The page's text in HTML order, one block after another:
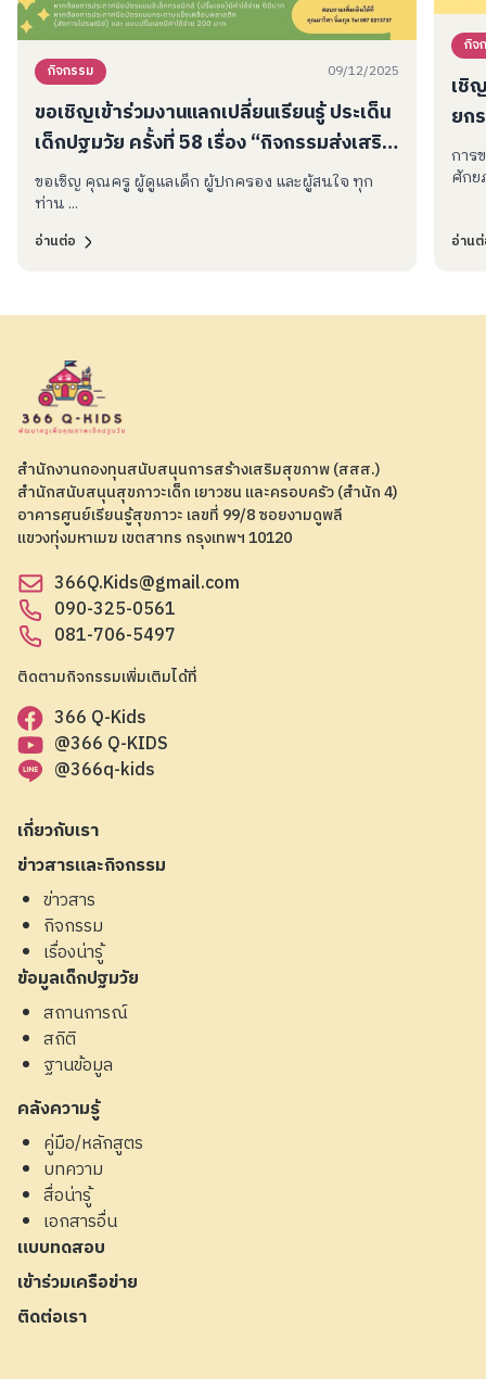
กิจกรรม 09/12/2025
ขอเชิญเข้าร่วมงานแลกเปลี่ยนเรียนรู้ ประเด็น
เด็กปฐมวัย ครั้งที่ 58 เรื่อง “กิจกรรมส่งเสริม
การเรียนรู้ทางสังคมและอารมณ์ (SEL)”
ขอเชิญ คุณครู ผู้ดูแลเด็ก ผู้ปกครอง และผู้สนใจ ทุก
ท่าน ...
อ่านต่อ
กิจ
เชิ
ยก
โป
กว้
การ
ศักย
อ่าน
สำนักงานกองทุนสนับสนุนการสร้างเสริมสุขภาพ (สสส.)
สำนักสนับสนุนสุขภาวะเด็ก เยาวชน และครอบครัว (สำนัก 4)
อาคารศูนย์เรียนรู้สุขภาวะ เลขที่ 99/8 ซอยงามดูพลี
แขวงทุ่งมหาเมฆ เขตสาทร กรุงเทพฯ 10120
366Q.Kids@gmail.com
090-325-0561
081-706-5497
เกี่ยวกับเรา
ข่าวสารและกิจกรรม
ข่าวสาร
กิจกรรม
เรื่องน่ารู้
ข้อมูลเด็กปฐมวัย
สถานการณ์
สถิติ
ฐานข้อมูล
คลังความรู้
คู่มือ/หลักสูตร
บทความ
สื่อน่ารู้
เอกสารอื่น
แบบทดสอบ
เข้าร่วมเครือข่าย
ติดต่อเรา
ติดตามกิจกรรมเพิ่มเติมได้ที่
366 Q-Kids
@366 Q-KIDS
@366q-kids